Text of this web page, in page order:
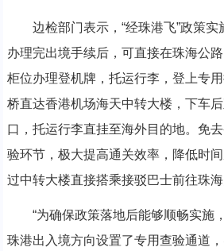
边检部门表示，“经珠港飞”政策实
办理完出境手续后，可直接在珠海公
柜位办理登机牌，托运行李，登上专
桥直达香港机场海天中转大楼，下车
口，托运行李直挂至海外目的地。免
验环节，极大提高通关效率，降低时
过中转大楼直接搭乘接驳巴士前往珠海
“为确保政策落地后能够顺畅实施
珠港出入境方向设置了专用查验通道，